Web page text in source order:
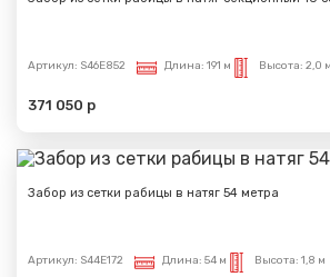
Артикул: S46E852 Длина: 191 м Высота: 2,0 м
371 050 р
Забор из сетки рабицы в натяг 54 метра
Артикул: S44E172 Длина: 54 м Высота: 1,8 м